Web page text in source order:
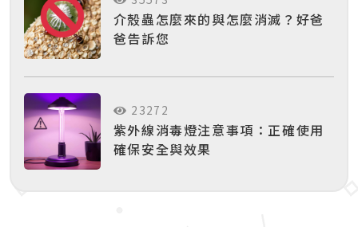
介殼蟲怎麼來的與怎麼消滅？好爸
爸告訴您
23272
紫外線消毒燈注意事項：正確使用
確保安全與效果